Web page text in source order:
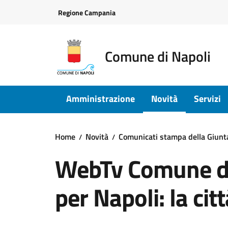
Regione Campania
Comune di Napoli
Amministrazione Novità Servizi
Home Novità Comunicati stampa della
WebTv Comune
per Napoli: la